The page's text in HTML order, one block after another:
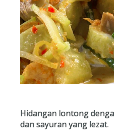
Hidangan lontong
dan sayuran yang lezat.